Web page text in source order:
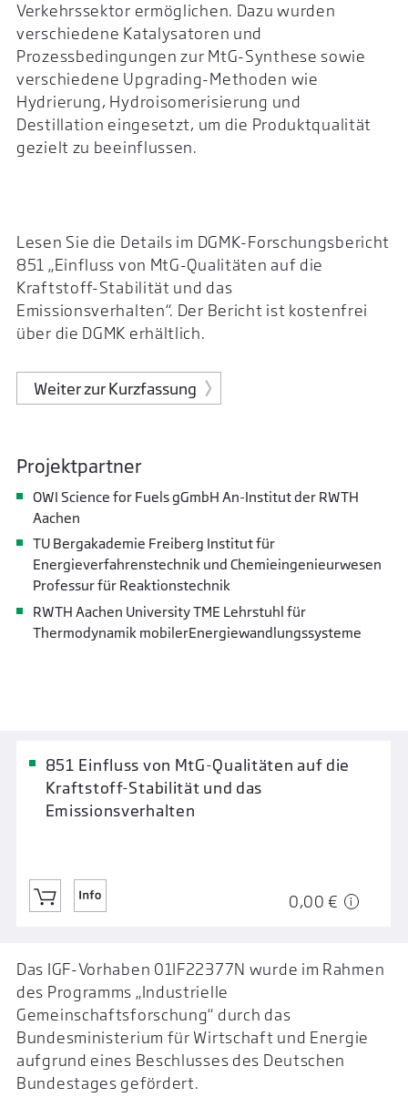
Verkehrssektor ermöglichen. Dazu wurden
verschiedene Katalysatoren und
Prozessbedingungen zur MtG-Synthese sowie
verschiedene Upgrading-Methoden wie
Hydrierung, Hydroisomerisierung und
Destillation eingesetzt, um die Produktqualität
gezielt zu beeinflussen.
Lesen Sie die Details im DGMK-Forschungsbericht
851 „Einfluss von MtG-Qualitäten auf die
Kraftstoff-Stabilität und das
Emissionsverhalten“. Der Bericht ist kostenfrei
über die DGMK erhältlich.
Weiter zur Kurzfassung
Projektpartner
OWI Science for Fuels gGmbH An-Institut der RWTH
Aachen
TU Bergakademie Freiberg Institut für
Energieverfahrenstechnik und Chemieingenieurwesen
Professur für Reaktionstechnik
RWTH Aachen University TME Lehrstuhl für
Thermodynamik mobilerEnergiewandlungssysteme
851 Einfluss von MtG-Qualitäten auf die
Kraftstoff-Stabilität und das
Emissionsverhalten
0,00 €
Das IGF-Vorhaben 01IF22377N wurde im Rahmen
des Programms „Industrielle
Gemeinschaftsforschung“ durch das
Bundesministerium für Wirtschaft und Energie
aufgrund eines Beschlusses des Deutschen
Bundestages gefördert.